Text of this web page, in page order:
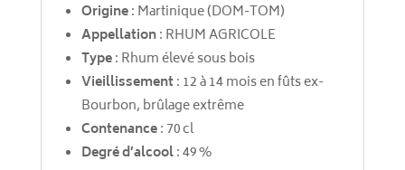
Origine: Martinique (DOM-TOM)
Appellation: RHUM AGRICOLE
Type: Rhum élevé sous bois
Vieillissement: 12 à 14 mois en fûts ex-
Bourbon, brûlage extrême
Contenance: 70 cl
Degré d’alcool: 49 %